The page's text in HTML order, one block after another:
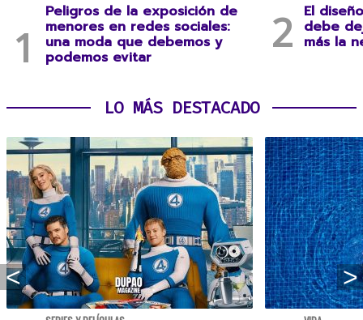
Peligros de la exposición de
menores en redes sociales:
una moda que debemos y
podemos evitar
El
debe
más la
LO MÁS DESTACADO